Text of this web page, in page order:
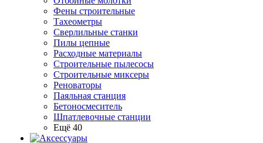
Фены строительные
Тахеометры
Сверлильные станки
Пилы цепные
Расходные материалы
Строительные пылесосы
Строительные миксеры
Реноваторы
Паяльная станция
Бетоносмеситель
Шпатлевочные станции
Ещё 40